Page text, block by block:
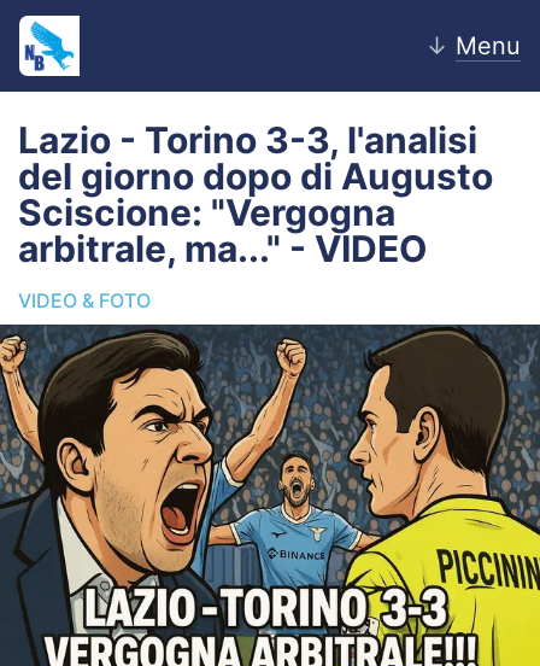
↓ Menu
Home
News
Editoriale
Pagelle
Settore Giovanile
Lazio Women
Calciomercato
Video
Lazio - Torino 3-3, l'analisi
del giorno dopo di Augusto
Sciscione: "Vergogna
arbitrale, ma..." - VIDEO
VIDEO & FOTO